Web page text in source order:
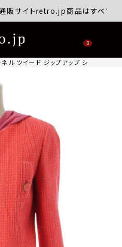
イトretro.jp商品はすべて正規品
0
ネル ツイード ジップアップ シルク切替